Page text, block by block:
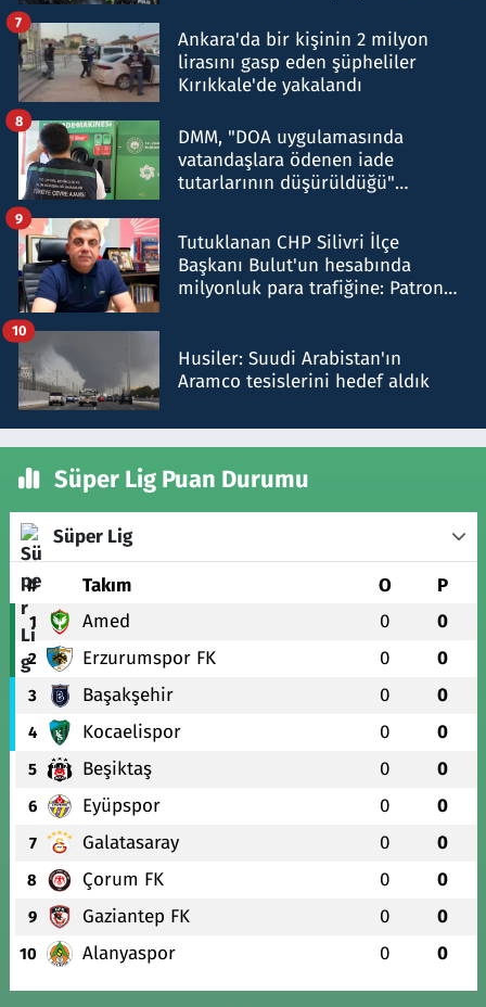
Ankara'da bir kişinin 2 milyon
lirasını gasp eden şüpheliler
Kırıkkale'de yakalandı
7
DMM, "DOA uygulamasında
vatandaşlara ödenen iade
tutarlarının düşürüldüğü"
8
Tutuklanan CHP Silivri İlçe
Başkanı Bulut'un hesabında
milyonluk para trafiğine: Patron
9
Husiler: Suudi Arabistan'ın
Aramco tesislerini hedef aldık
10
Süper Lig Puan Durumu
Süper Lig
# Takım O P
1 Amed 0 0
2 Erzurumspor FK 0 0
3 Başakşehir 0 0
4 Kocaelispor 0 0
5 Beşiktaş 0 0
6 Eyüpspor 0 0
7 Galatasaray 0 0
8 Çorum FK 0 0
9 Gaziantep FK 0 0
10 Alanyaspor 0 0